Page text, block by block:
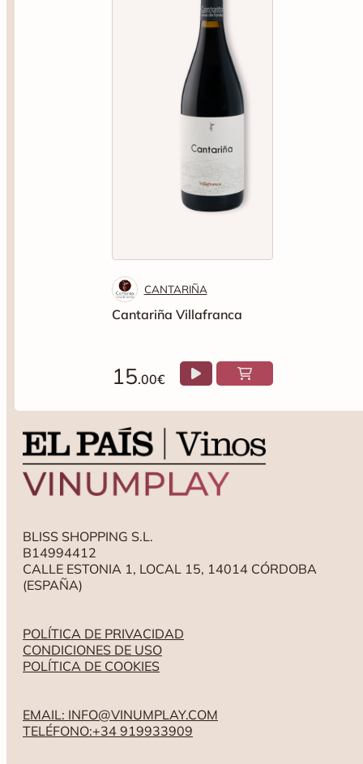
CANTARIÑA
Cantariña Villafranca
15.00€
BLISS SHOPPING S.L.
B14994412
CALLE ESTONIA 1, LOCAL 15, 14014 CÓRDOBA
(ESPAÑA)
POLÍTICA DE PRIVACIDAD
CONDICIONES DE USO
POLÍTICA DE COOKIES
EMAIL: INFO@VINUMPLAY.COM
TELÉFONO:+34 919933909